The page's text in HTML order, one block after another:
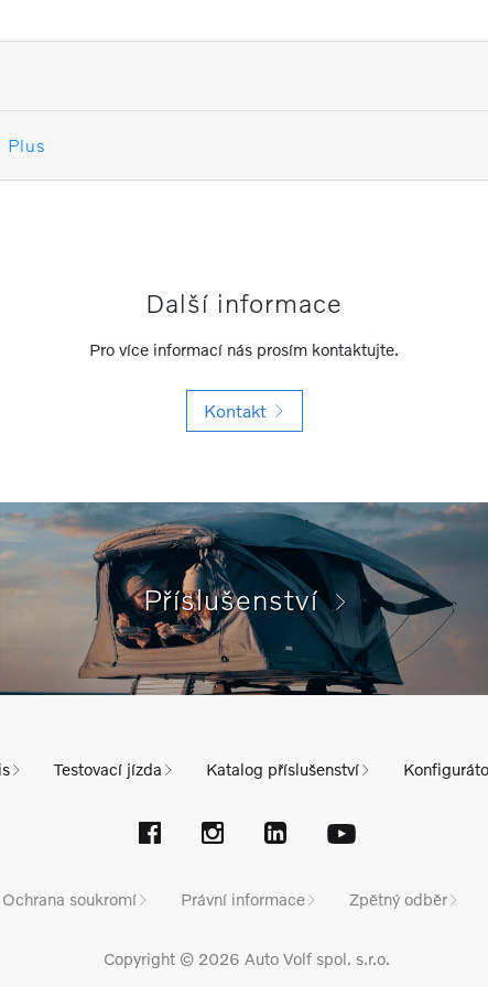
Plus
Další informace
Pro více informací nás prosím kontaktujte.
Kontakt
Příslušenství
Testovací jízda Katalog příslušenství
Ochrana soukromí Právní informace Zpětný odběr
Copyright © 2026 Auto Volf spol. s.r.o.